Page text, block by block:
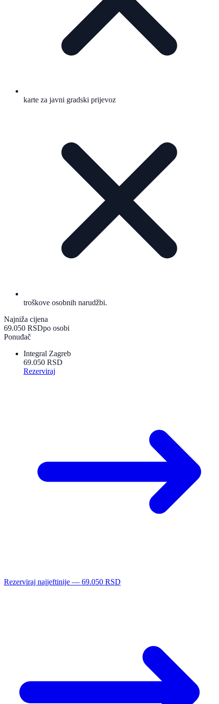
karte za javni gradski prijevoz
troškove osobnih narudžbi.
Najniža cijena
69.050 RSDpo osobi
Ponuđač
Integral Zagreb
69.050 RSD
Rezerviraj
Rezerviraj najjeftinije — 69.050 RSD